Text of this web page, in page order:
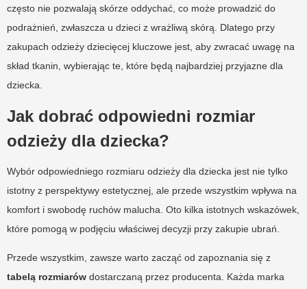
często nie pozwalają skórze oddychać, co może prowadzić do
podrażnień, zwłaszcza u dzieci z wrażliwą skórą. Dlatego przy
zakupach odzieży dziecięcej kluczowe jest, aby zwracać uwagę na
skład tkanin, wybierając te, które będą najbardziej przyjazne dla
dziecka.
Jak dobrać odpowiedni rozmiar
odzieży dla dziecka?
Wybór odpowiedniego rozmiaru odzieży dla dziecka jest nie tylko
istotny z perspektywy estetycznej, ale przede wszystkim wpływa na
komfort i swobodę ruchów malucha. Oto kilka istotnych wskazówek,
które pomogą w podjęciu właściwej decyzji przy zakupie ubrań.
Przede wszystkim, zawsze warto zacząć od zapoznania się z
tabelą rozmiarów dostarczaną przez producenta. Każda marka